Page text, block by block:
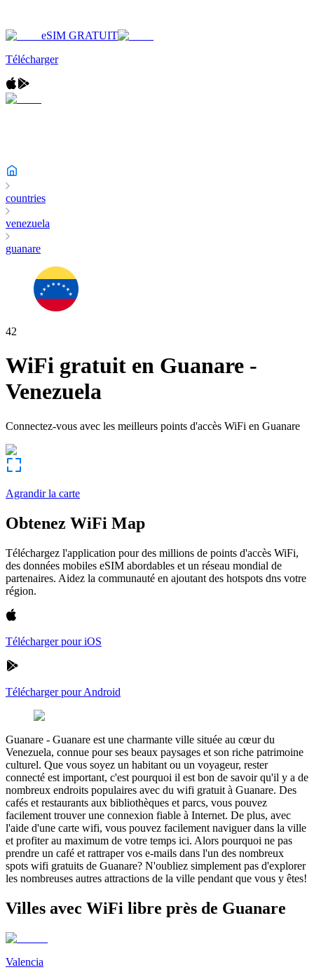
eSIM GRATUIT
Télécharger
countries
venezuela
guanare
42
WiFi gratuit en Guanare -
Venezuela
Connectez-vous avec les meilleurs points d'accès WiFi en Guanare
Agrandir la carte
Obtenez WiFi Map
Téléchargez l'application pour des millions de points d'accès WiFi,
des données mobiles eSIM abordables et un réseau mondial de
partenaires. Aidez la communauté en ajoutant des hotspots dns votre
région.
Télécharger pour iOS
Télécharger pour Android
Guanare - Guanare est une charmante ville située au cœur du
Venezuela, connue pour ses beaux paysages et son riche patrimoine
culturel. Que vous soyez un habitant ou un voyageur, rester
connecté est important, c'est pourquoi il est bon de savoir qu'il y a de
nombreux endroits populaires avec du wifi gratuit à Guanare. Des
cafés et restaurants aux bibliothèques et parcs, vous pouvez
facilement trouver une connexion fiable à Internet. De plus, avec
l'aide d'une carte wifi, vous pouvez facilement naviguer dans la ville
et profiter au maximum de votre temps ici. Alors pourquoi ne pas
prendre un café et rattraper vos e-mails dans l'un des nombreux
spots wifi gratuits de Guanare? N'oubliez simplement pas d'explorer
les nombreuses autres attractions de la ville pendant que vous y êtes!
Villes avec WiFi libre près de Guanare
Valencia